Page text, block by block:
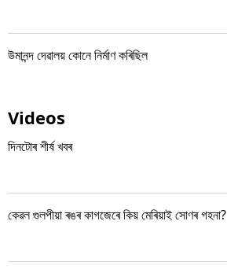
উমানন্দ দেৱালয় কোনে নিৰ্মাণ কৰিছিল
Videos
দিনটোৰ শীৰ্ষ খবৰ
কেৱল গুলপীয়া ৰঙৰ কাগজেৰে কিয় মেৰিয়াই সোণৰ গহনা?